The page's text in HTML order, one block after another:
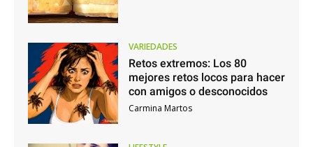
VARIEDADES
Retos extremos: Los 80
mejores retos locos para hacer
con amigos o desconocidos
Carmina Martos